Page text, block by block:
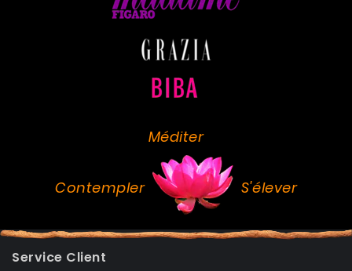
Méditer
Contempler S'élever
Service Client